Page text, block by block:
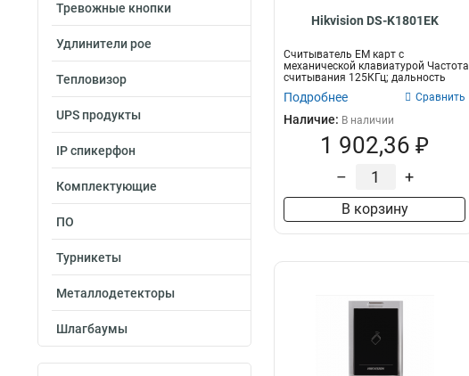
Тревожные кнопки
Удлинители poe
Тепловизор
UPS продукты
IP спикерфон
Комплектующие
ПО
Турникеты
Металлодетекторы
Шлагбаумы
Hikvision DS-K1801EK
Считыватель EM карт с
механической клавиатурой Частота
считывания 125КГц; дальность
считывания:...
Подробнее Сравнить
Наличие: В наличии
1 902,36 ₽
– +
В корзину